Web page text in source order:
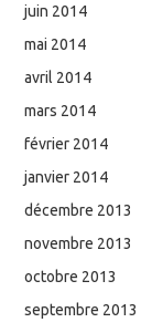
juin 2014
mai 2014
avril 2014
mars 2014
février 2014
janvier 2014
décembre 2013
novembre 2013
octobre 2013
septembre 2013